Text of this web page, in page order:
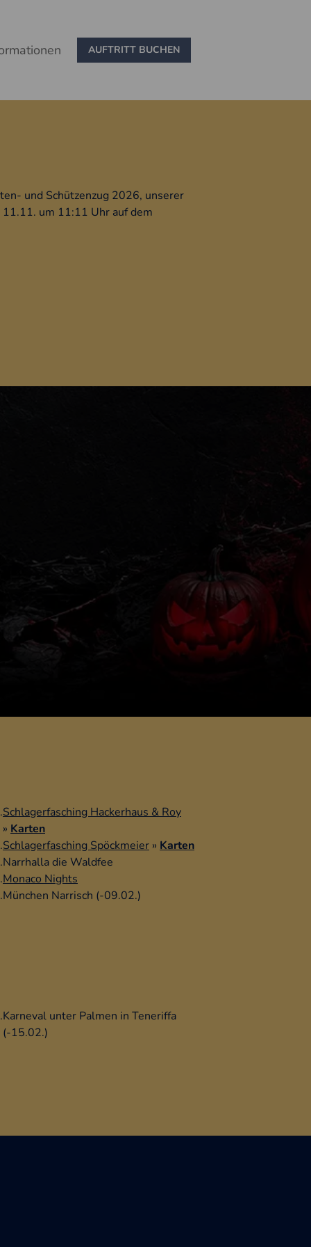
AUFTRITT BUCHEN
und Schützenzug 2026, unserer
um 11:11 Uhr auf dem
Schlagerfasching Hackerhaus & Roy
» Karten
Schlagerfasching Spöckmeier » Karten
Narrhalla die Waldfee
Monaco Nights
München Narrisch (-09.02.)
Karneval unter Palmen in Teneriffa
(-15.02.)